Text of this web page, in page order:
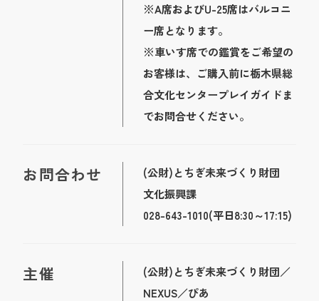
※A席およびU-25席はバルコニ
ー席となります。
※車いす席での鑑賞をご希望の
お客様は、ご購入前に栃木県総
合文化センタープレイガイドま
でお問合せください。
お問合わせ
(公財)とちぎ未来づくり財団
文化振興課
028-643-1010(平日8:30～17:15)
主催
(公財)とちぎ未来づくり財団／
NEXUS／ぴあ